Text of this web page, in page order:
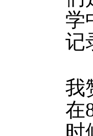
学
记
我
在